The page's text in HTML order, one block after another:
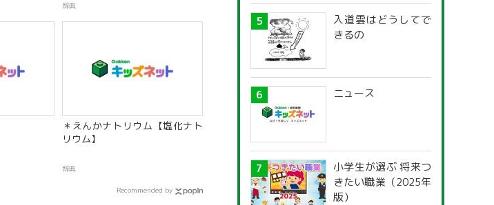
辞典
＊えんかナトリウム【塩化ナト
リウム】
辞典
Recommended by
入道雲はどうしてで
きるの
ニュース
小学生が選ぶ 将来つ
きたい職業（2025年
版）